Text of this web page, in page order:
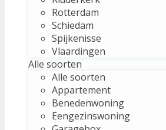
Rotterdam
Schiedam
Spijkenisse
Vlaardingen
Alle soorten
Alle soorten
Appartement
Benedenwoning
Eengezinswoning